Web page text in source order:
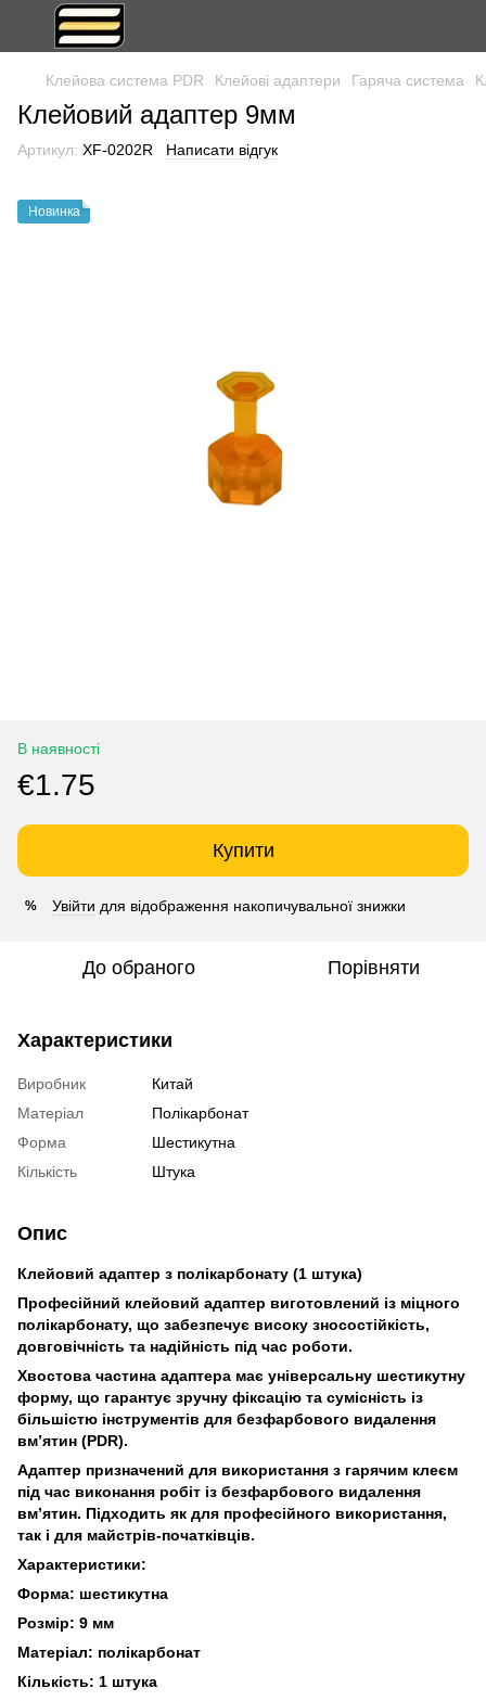
Клейова система PDR Клейові адаптери Гаряча система
Клейовий адаптер 9мм
Артикул: XF-0202R Написати відгук
Новинка
В наявності
€1.75
Купити
% Увійти для відображення накопичувальної знижки
До обраного Порівняти
Характеристики
Виробник
Китай
Матеріал
Полікарбонат
Форма
Шестикутна
Кількість
Штука
Опис
Клейовий адаптер з полікарбонату (1 штука)
Професійний клейовий адаптер виготовлений із міцного
полікарбонату, що забезпечує високу зносостійкість,
довговічність та надійність під час роботи.
Хвостова частина адаптера має універсальну шестикутну
форму, що гарантує зручну фіксацію та сумісність із
більшістю інструментів для безфарбового видалення
вм’ятин (PDR).
Адаптер призначений для використання з гарячим клеєм
під час виконання робіт із безфарбового видалення
вм’ятин. Підходить як для професійного використання,
так і для майстрів-початківців.
Характеристики:
Форма: шестикутна
Розмір: 9 мм
Матеріал: полікарбонат
Кількість: 1 штука